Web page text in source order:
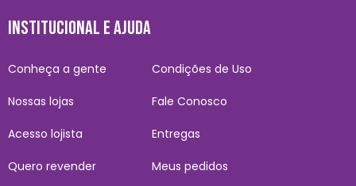
INSTITUCIONAL E AJUDA
Conheça a gente
Nossas lojas
Acesso lojista
Quero revender
Condições de Uso
Fale Conosco
Entregas
Meus pedidos